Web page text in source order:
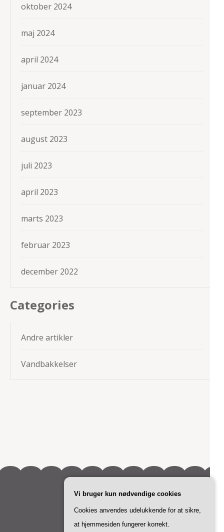
oktober 2024
maj 2024
april 2024
januar 2024
september 2023
august 2023
juli 2023
april 2023
marts 2023
februar 2023
december 2022
Categories
Andre artikler
Vandbakkelser
Vi bruger kun nødvendige cookies
Cookies anvendes udelukkende for at sikre,
at hjemmesiden fungerer korrekt.